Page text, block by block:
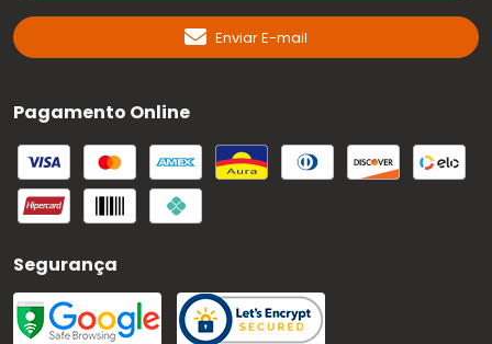
Enviar E-mail
Pagamento Online
Segurança